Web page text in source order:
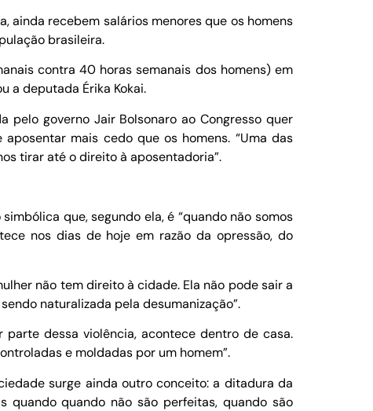
ainda recebem salários menores que os homens
brasileira.
contra 40 horas semanais dos homens) em
a deputada Érika Kokai.
pelo governo Jair Bolsonaro ao Congresso quer
mais cedo que os homens. “Uma das
tirar até o direito à aposentadoria”.
que, segundo ela, é “quando não somos
nos dias de hoje em razão da opressão, do
não tem direito à cidade. Ela não pode sair a
naturalizada pela desumanização”.
dessa violência, acontece dentro de casa.
e moldadas por um homem”.
surge ainda outro conceito: a ditadura da
quando quando não são perfeitas, quando são